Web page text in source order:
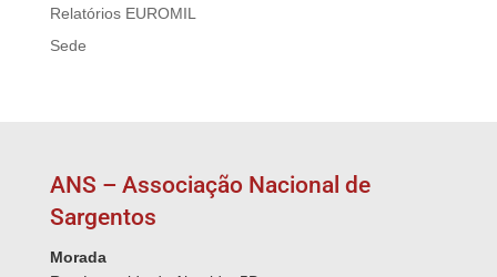
Relatórios EUROMIL
Sede
ANS – Associação Nacional de
Sargentos
Morada